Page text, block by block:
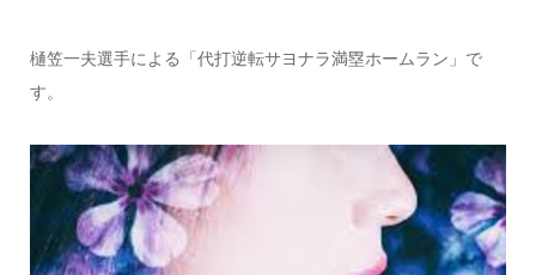
樋笠一夫選手による「代打逆転サヨナラ満塁ホームラン」で
す。